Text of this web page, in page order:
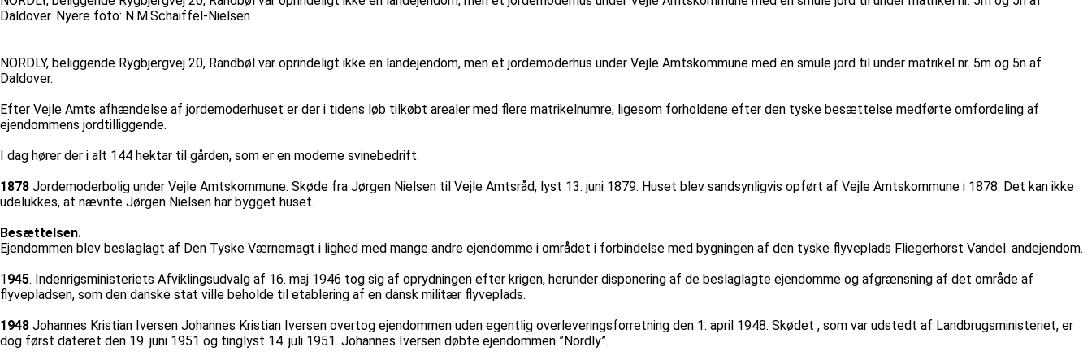
Daldover. Nyere foto: N.M.Schaiffel-Nielsen
NORDLY, beliggende Rygbjergvej 20, Randbøl var oprindeligt ikke en landejendom, men et jordemoderhus under Vejle Amtskommune med en smule jord til under matrikel nr. 5m og 5n af
Daldover.
Efter Vejle Amts afhændelse af jordemoderhuset er der i tidens løb tilkøbt arealer med flere matrikelnumre, ligesom forholdene efter den tyske besættelse medførte omfordeling af
ejendommens jordtilliggende.
I dag hører der i alt 144 hektar til gården, som er en moderne svinebedrift.
1878 Jordemoderbolig under Vejle Amtskommune. Skøde fra Jørgen Nielsen til Vejle Amtsråd, lyst 13. juni 1879. Huset blev sandsynligvis opført af Vejle Amtskommune i 1878. Det kan ikke
udelukkes, at nævnte Jørgen Nielsen har bygget huset.
Besættelsen.
Ejendommen blev beslaglagt af Den Tyske Værnemagt i lighed med mange andre ejendomme i området i forbindelse med bygningen af den tyske flyveplads Fliegerhorst Vandel. andejendom.
1945. Indenrigsministeriets Afviklingsudvalg af 16. maj 1946 tog sig af oprydningen efter krigen, herunder disponering af de beslaglagte ejendomme og afgrænsning af det område af
flyvepladsen, som den danske stat ville beholde til etablering af en dansk militær flyveplads.
1948 Johannes Kristian Iversen Johannes Kristian Iversen overtog ejendommen uden egentlig overleveringsforretning den 1. april 1948. Skødet , som var udstedt af Landbrugsministeriet, er
dog først dateret den 19. juni 1951 og tinglyst 14. juli 1951. Johannes Iversen døbte ejendommen ”Nordly”.